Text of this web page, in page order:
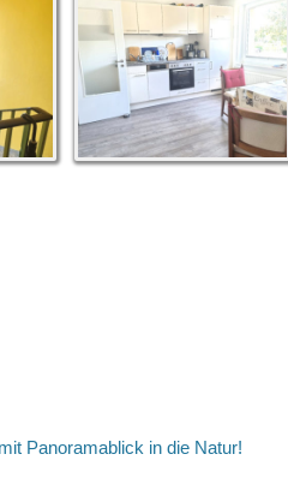
Panoramablick in die Natur!